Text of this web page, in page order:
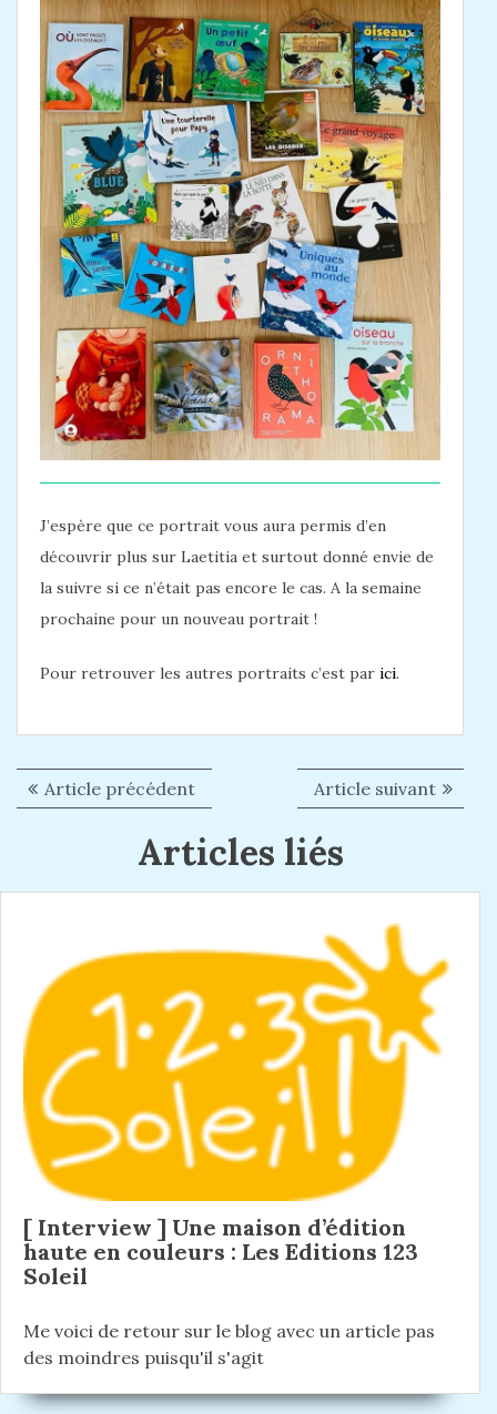
J’espère que ce portrait vous aura permis d’en
découvrir plus sur Laetitia et surtout donné envie de
la suivre si ce n’était pas encore le cas. A la semaine
prochaine pour un nouveau portrait !
Pour retrouver les autres portraits c’est par ici.
N
v
t
i
o
n
d
e
l
a
r
t
Article précédent
r
t
i
c
e
r
é
c
e
n
Article suivant A
r
c
s
v
Articles liés
[ Interview ] Une maison d’édition
haute en couleurs : Les Editions 123
Soleil
Me voici de retour sur le blog avec un article pas
des moindres puisqu'il s'agit